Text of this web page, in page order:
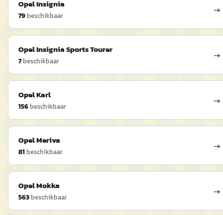
OpelInsignia
79beschikbaar →
OpelInsignia Sports Tourer
7beschikbaar →
OpelKarl
156beschikbaar →
OpelMeriva
81beschikbaar →
OpelMokka
563beschikbaar →